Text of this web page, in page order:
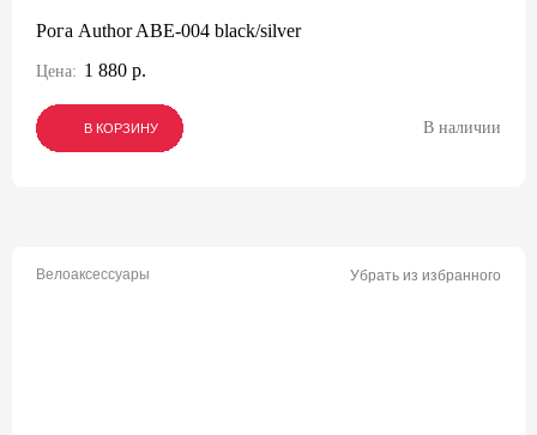
Рога Author ABE-004 black/silver
Цена: 1 880 р.
В КОРЗИНУ
В КОРЗИНУ
В КОРЗИНУ В наличии
Велоаксессуары Убрать из избранного